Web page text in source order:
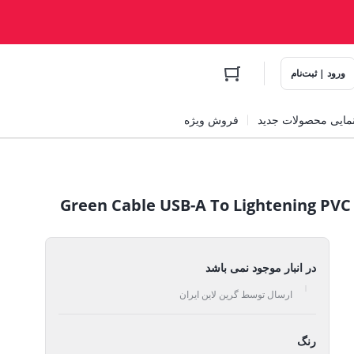
ورود | ثبت‌نام
محصولات جدید فروش ویژه
در انبار موجود نمی باشد
ارسال توسط گرین لاین ایران
رنگ